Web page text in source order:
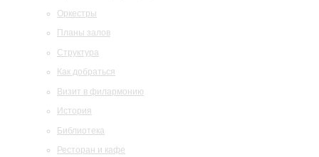
Оркестры
Планы залов
Структура
Как добраться
Визит в филармонию
История
Библиотека
Ресторан и кафе